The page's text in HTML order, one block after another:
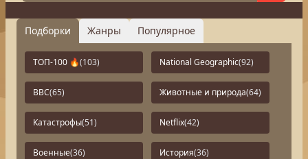
Подборки Жанры Популярное
ТОП-100 🔥(103) National Geographic(92)
BBC(65) Животные и природа(64)
Катастрофы(51) Netflix(42)
Военные(36) История(36)